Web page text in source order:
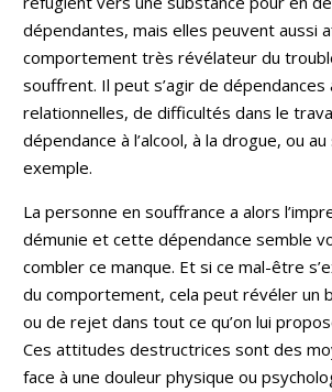
dépendantes, mais elles peuvent aussi
comportement très révélateur du
souffrent. Il peut s’agir de dépendances
relationnelles, de difficultés dans le
dépendance à l’alcool, à la drogue, ou
exemple.
La personne en souffrance a alors
démunie et cette dépendance semble
combler ce manque. Et si ce mal-être
du comportement, cela peut révéler un
ou de rejet dans tout ce qu’on lui
Ces attitudes destructrices sont des
face à une douleur physique ou